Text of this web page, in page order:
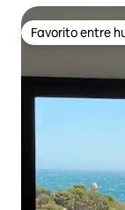
Favorito entre
Favorito entre